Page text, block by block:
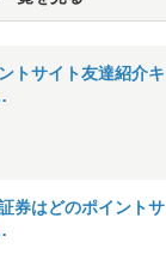
トサイト友達紹介キ
券はどのポイントサ